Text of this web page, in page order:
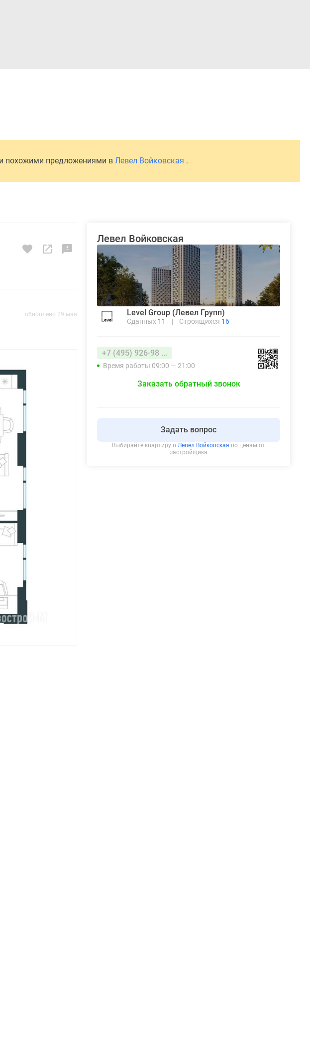
похожими предложениями в Левел Войковская .
обновлено 29 мая
Левел Войковская
Level Group (Левел Групп)
Сданных 11 | Строящихся 16
+7 (495) 926-98 ...
Время работы 09:00 — 21:00
Заказать обратный звонок
Задать вопрос
Выбирайте квартиру в Левел Войковская по ценам от
застройщика